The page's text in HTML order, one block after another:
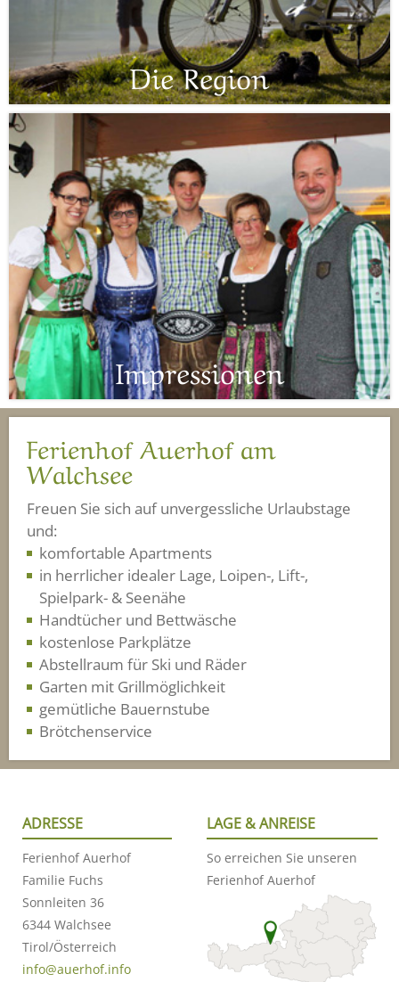
Die Region
Impressionen
Ferienhof Auerhof am
Walchsee
Freuen Sie sich auf unvergessliche Urlaubstage
und:
komfortable Apartments
in herrlicher idealer Lage, Loipen-, Lift-,
Spielpark- & Seenähe
Handtücher und Bettwäsche
kostenlose Parkplätze
Abstellraum für Ski und Räder
Garten mit Grillmöglichkeit
gemütliche Bauernstube
Brötchenservice
ADRESSE
Ferienhof Auerhof
Familie Fuchs
Sonnleiten 36
6344 Walchsee
Tirol/Österreich
info@auerhof.info
LAGE & ANREISE
So erreichen Sie unseren
Ferienhof Auerhof